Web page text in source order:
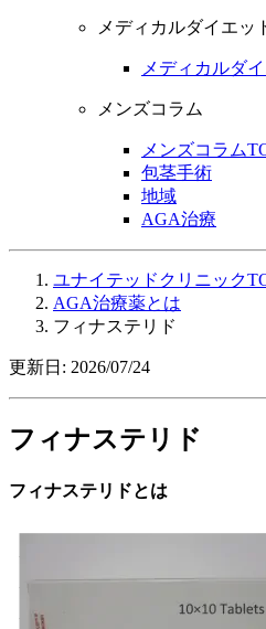
メディカルダイエッ
メディカルダ
メンズコラム
メンズコラム
包茎手術
地域
AGA治療
ユナイテッドクリニック
AGA治療薬とは
フィナステリド
更新日: 2026/07/24
フィナステリド
フィナステリドとは